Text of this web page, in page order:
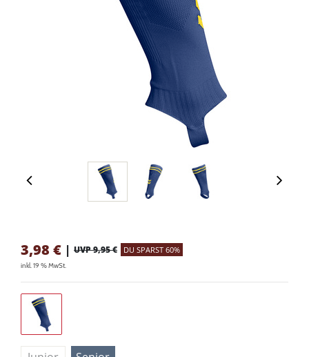
3,98 € | UVP 9,95 € DU SPARST 60%
inkl. 19 % MwSt.